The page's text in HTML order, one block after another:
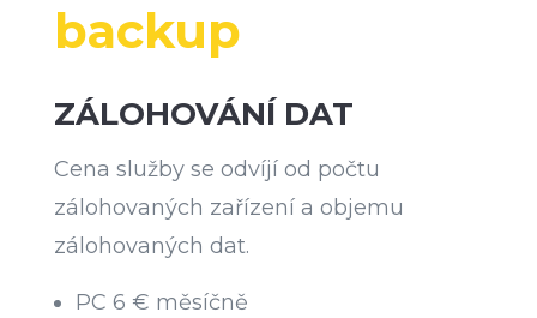
backup
ZÁLOHOVÁNÍ DAT
Cena služby se odvíjí od počtu
zálohovaných zařízení a objemu
zálohovaných dat.
PC 6 € měsíčně